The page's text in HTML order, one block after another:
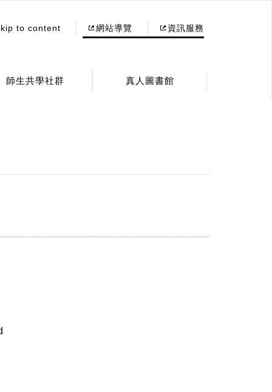
to content 網站導覽 資訊服務
師生共學社群 真人圖書館